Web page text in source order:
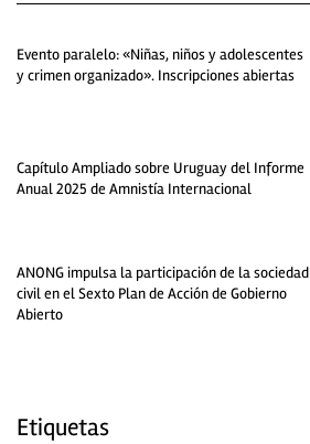
Evento paralelo: «Niñas, niños y adolescentes
y crimen organizado». Inscripciones abiertas
Capítulo Ampliado sobre Uruguay del Informe
Anual 2025 de Amnistía Internacional
ANONG impulsa la participación de la sociedad
civil en el Sexto Plan de Acción de Gobierno
Abierto
Etiquetas